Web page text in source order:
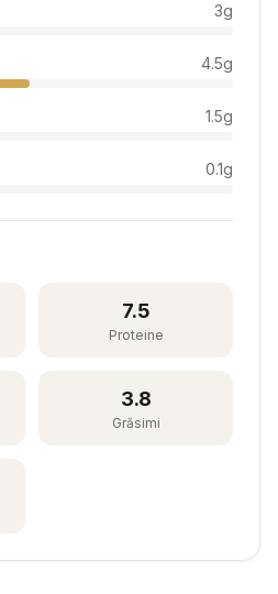
3g
4.5g
1.5g
0.1g
7.5
Proteine
3.8
Grăsimi